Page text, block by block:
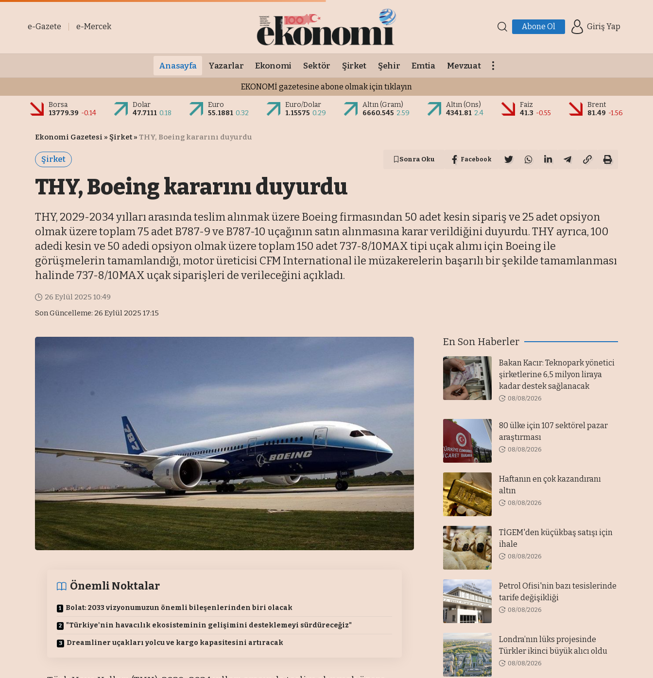
e-Gazete e-Mercek Abone Ol Giriş Yap
Anasayfa Yazarlar Ekonomi Sektör Şirket Şehir Emtia Mevzuat
EKONOMİ gazetesine abone olmak için tıklayın
Borsa
13779.39 -0.14
Dolar
47.7111 0.18
Euro
55.1881 0.32
Euro/Dolar
1.15575 0.29
Altın (Gram)
6660.545 2.59
Altın (Ons)
4341.81 2.4
Faiz
41.3 -0.55
Brent
81.49 -1.56
Ekonomi Gazetesi » Şirket » THY, Boeing kararını duyurdu
Şirket Sonra Oku Facebook
THY, Boeing kararını duyurdu
THY, 2029-2034 yılları arasında teslim alınmak üzere Boeing firmasından 50 adet kesin sipariş ve 25 adet opsiyon
olmak üzere toplam 75 adet B787-9 ve B787-10 uçağının satın alınmasına karar verildiğini duyurdu. THY ayrıca, 100
adedi kesin ve 50 adedi opsiyon olmak üzere toplam 150 adet 737-8/10MAX tipi uçak alımı için Boeing ile
görüşmelerin tamamlandığı, motor üreticisi CFM International ile müzakerelerin başarılı bir şekilde tamamlanması
halinde 737-8/10MAX uçak siparişleri de verileceğini açıkladı.
Son Güncelleme: 26 Eylül 2025 17:15
26 Eylül 2025 10:49
Önemli Noktalar
Bolat: 2033 vizyonumuzun önemli bileşenlerinden biri olacak
"Türkiye'nin havacılık ekosisteminin gelişimini desteklemeyi sürdüreceğiz"
Dreamliner uçakları yolcu ve kargo kapasitesini artıracak
En Son Haberler
Bakan Kacır: Teknopark yönetici
şirketlerine 6,5 milyon liraya
kadar destek sağlanacak
08/08/2026
80 ülke için 107 sektörel pazar
araştırması
08/08/2026
Haftanın en çok kazandıranı
altın
08/08/2026
TİGEM'den küçükbaş satışı için
ihale
08/08/2026
Petrol Ofisi'nin bazı tesislerinde
tarife değişikliği
08/08/2026
Londra’nın lüks projesinde
Türkler ikinci büyük alıcı oldu
08/08/2026